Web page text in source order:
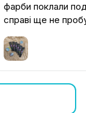
фарби поклали
справі ще не